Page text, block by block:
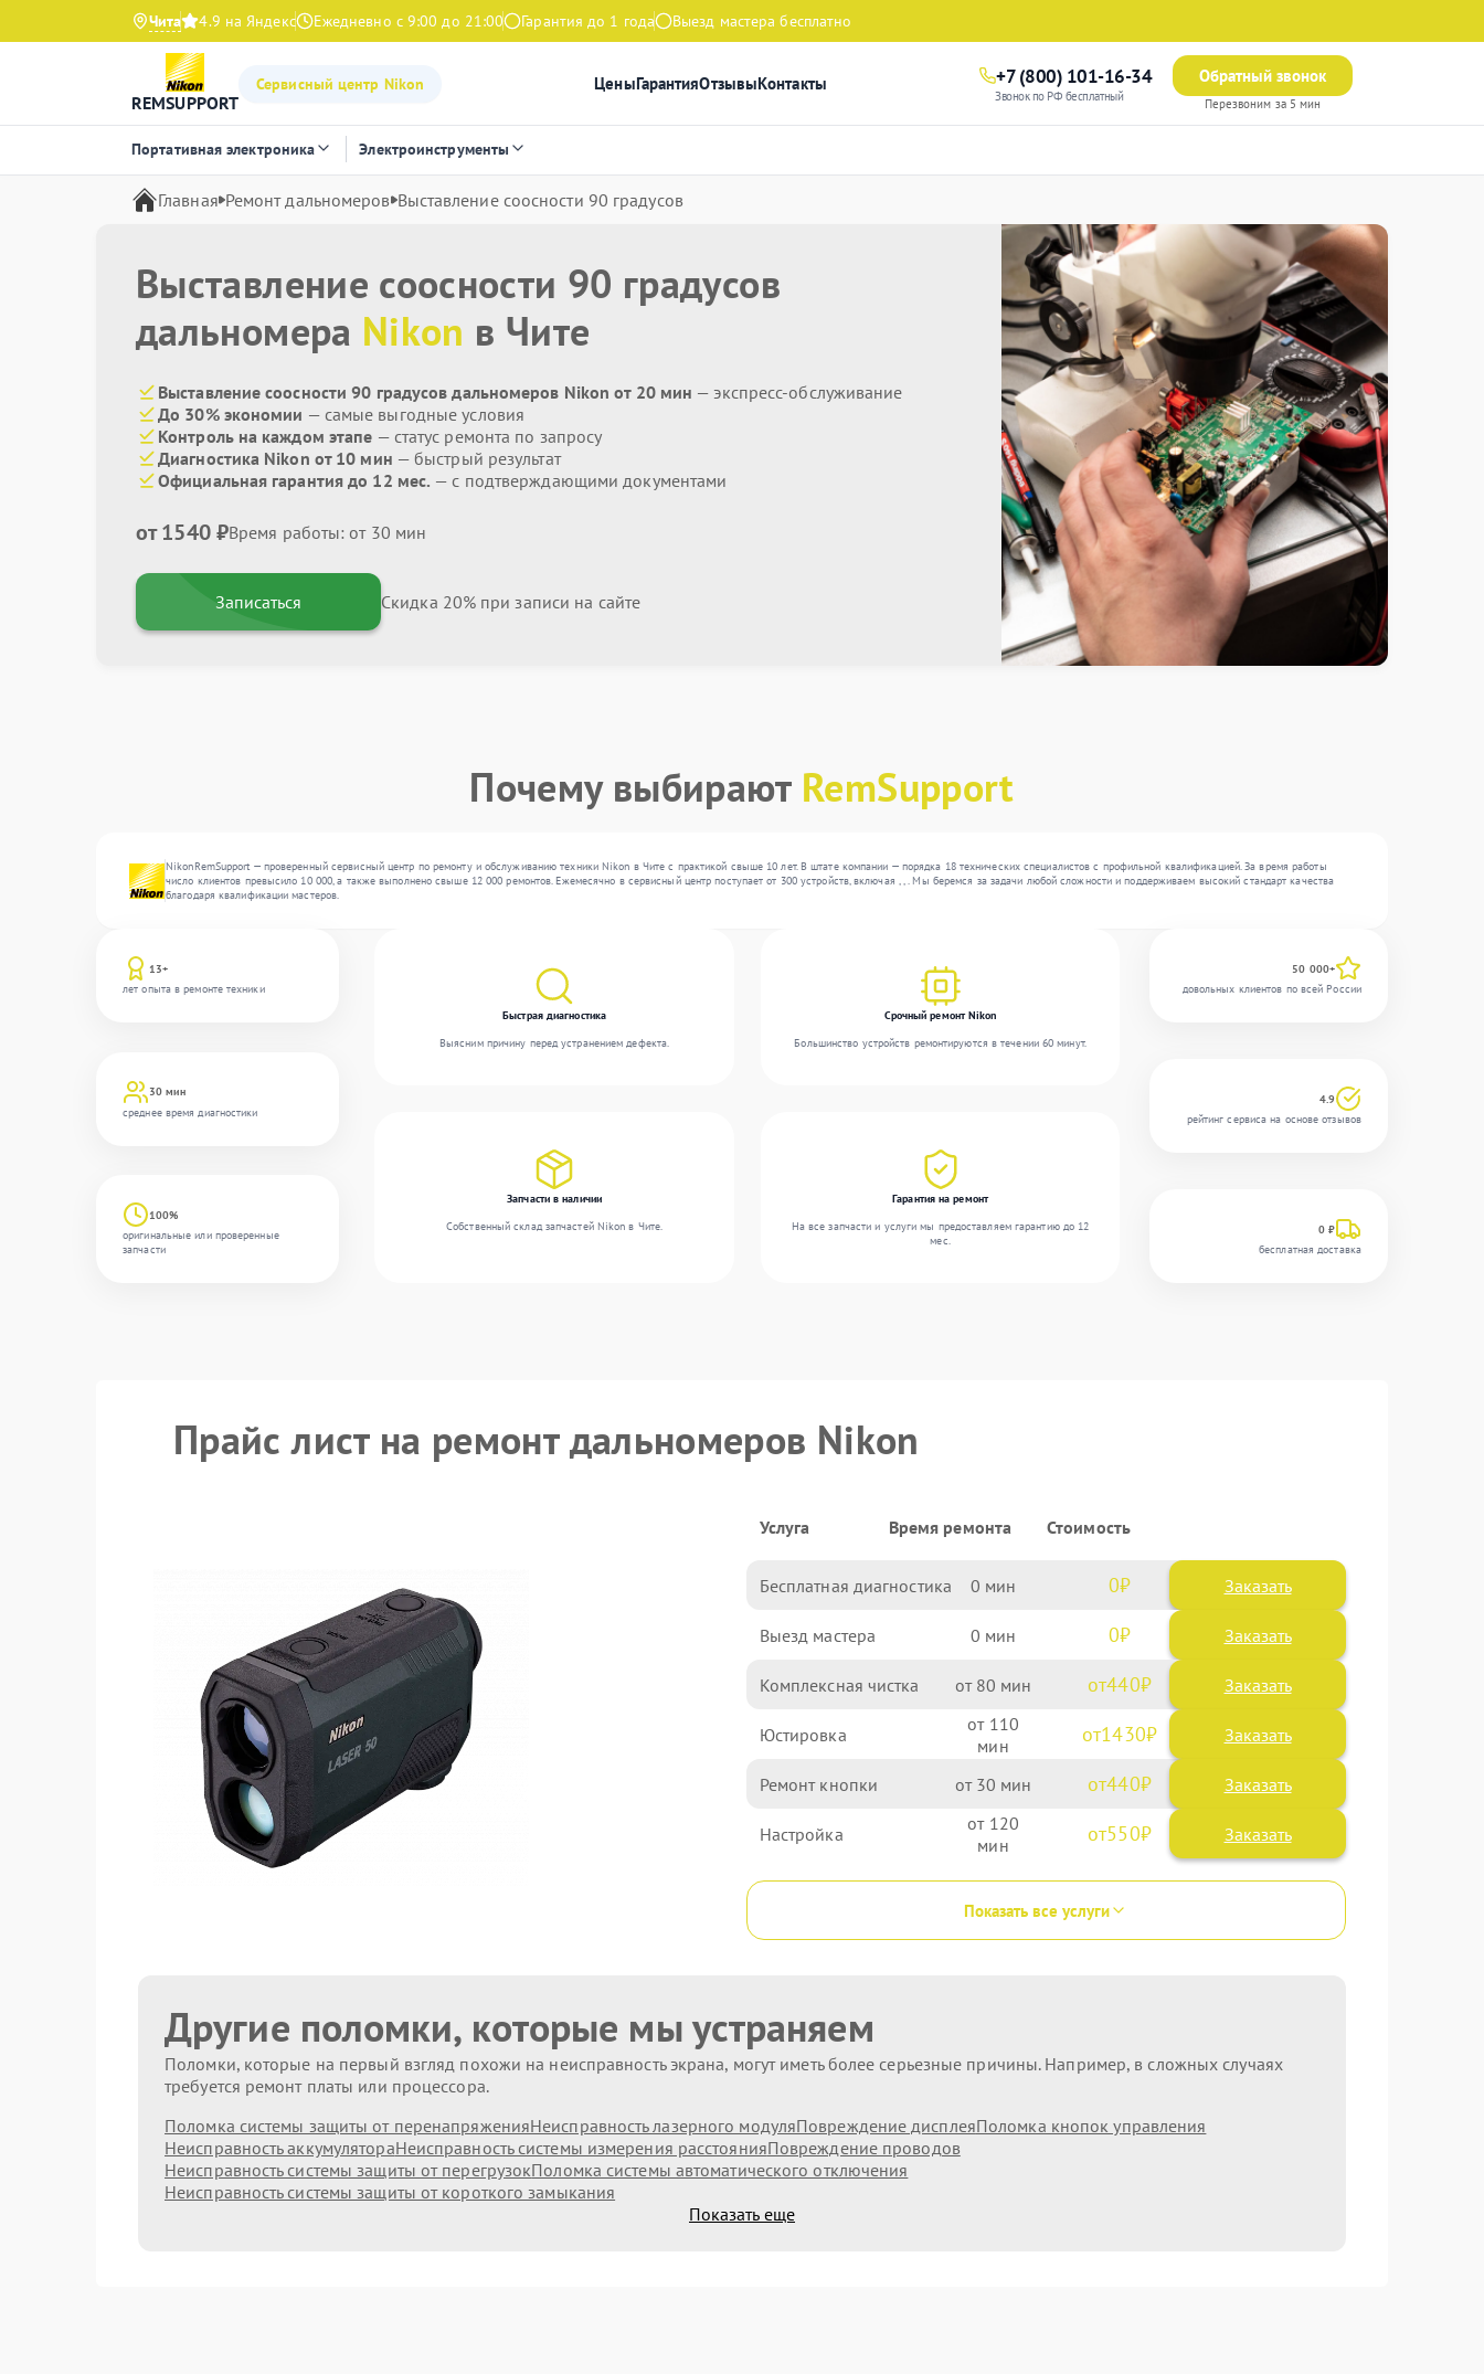
Чита 4.9 на Яндекс Ежедневно с 9:00 до 21:00 Гарантия до 1 года Выезд мастера бесплатно
REMSUPPORT
Сервисный центр Nikon ЦеныГарантияОтзывыКонтакты +7 (800) 101-16-34
Звонок по РФ бесплатный
Обратный звонок
Перезвоним за 5 мин
Портативная электроника Электроинструменты
Главная Ремонт дальномеров Выставление соосности 90 градусов
Выставление соосности 90 градусов
дальномера Nikon в Чите
Выставление соосности 90 градусов дальномеров Nikon от 20 мин — экспресс-обслуживание
До 30% экономии — самые выгодные условия
Контроль на каждом этапе — статус ремонта по запросу
Диагностика Nikon от 10 мин — быстрый результат
Официальная гарантия до 12 мес. — с подтверждающими документами
от 1540 ₽Время работы: от 30 мин
Записаться Скидка 20% при записи на сайте
Почему выбирают RemSupport
NikonRemSupport — проверенный сервисный центр по ремонту и обслуживанию техники Nikon в Чите с практикой свыше 10 лет. В штате компании — порядка 18 технических специалистов с профильной квалификацией. За время работы
число клиентов превысило 10 000, а также выполнено свыше 12 000 ремонтов. Ежемесячно в сервисный центр поступает от 300 устройств, включая , , . Мы беремся за задачи любой сложности и поддерживаем высокий стандарт качества
благодаря квалификации мастеров.
13+
лет опыта в ремонте техники
30 мин
среднее время диагностики
100%
оригинальные или проверенные
запчасти
Быстрая диагностика
Выясним причину перед устранением дефекта.
Срочный ремонт Nikon
Большинство устройств ремонтируются в течении 60 минут.
Запчасти в наличии
Собственный склад запчастей Nikon в Чите.
Гарантия на ремонт
На все запчасти и услуги мы предоставляем гарантию до 12
мес.
50 000+
довольных клиентов по всей России
4.9
рейтинг сервиса на основе отзывов
0 ₽
бесплатная доставка
Прайс лист на ремонт дальномеров Nikon
Услуга Время ремонта Стоимость
Бесплатная диагностика 0 0 Заказать
Выезд мастера 0 0 Заказать
Комплексная чистка 80 440
Юстировка 110 1430
Ремонт кнопки 30 440
Настройка 120 550
Показать все услуги
Другие поломки, которые мы устраняем
Поломки, которые на первый взгляд похожи на неисправность экрана, могут иметь более серьезные причины. Например, в сложных случаях
требуется ремонт платы или процессора.
Поломка системы защиты от перенапряженияНеисправность лазерного модуляПовреждение дисплеяПоломка кнопок управления
Неисправность аккумулятораНеисправность системы измерения расстоянияПовреждение проводов
Неисправность системы защиты от перегрузокПоломка системы автоматического отключения
Неисправность системы защиты от короткого замыкания
Показать еще